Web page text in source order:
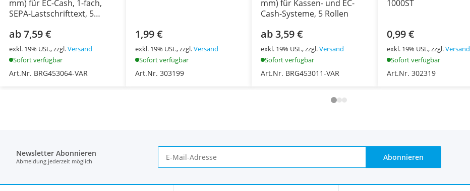
mm) für EC-Cash, 1-fach,
SEPA-Lastschrifttext, 5
ab 7,59 €
exkl. 19% USt., zzgl.Versand
Sofort verfügbar
Art.Nr. BRG453064-VAR
1,99 €
exkl. 19% USt., zzgl.Versand
Sofort verfügbar
Art.Nr. 303199
mm) für Kassen- und EC-
Cash-Systeme, 5 Rollen
ab 3,59 €
exkl. 19% USt., zzgl.Versand
Sofort verfügbar
Art.Nr. BRG453011-VAR
1000ST
0,99 €
exkl. 19% USt., zzgl.Versand
Sofort verfügbar
Art.Nr. 302319
Newsletter Abonnieren
Abmeldung jederzeit möglich Abonnieren